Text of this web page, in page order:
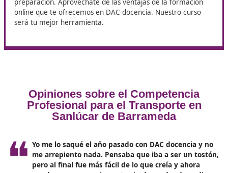
condiciones, optimizando costos y recursos.
Conductor profesional
tanto de mercancías como de pasajeros, siempre
consultor, donde se asesora a empresas sobre las
prácticas en transporte y logística.